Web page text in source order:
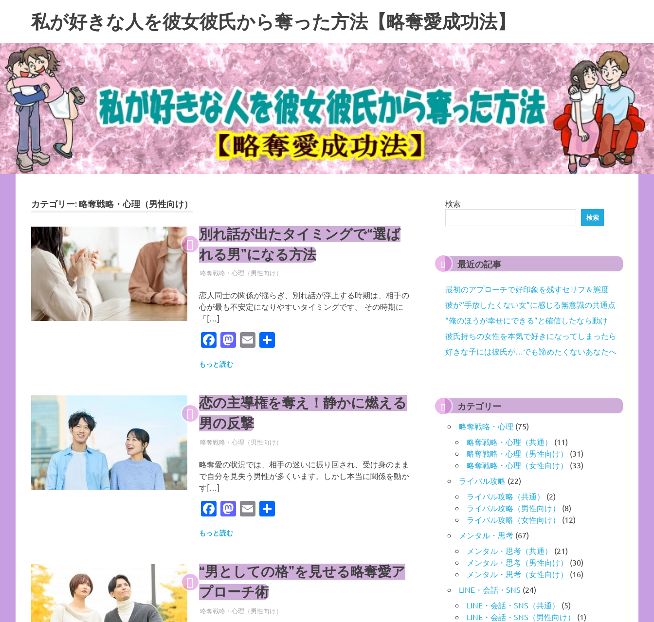
ツ
へ
ス
キ
ッ
プ
私が好きな人を彼女彼氏から奪った方法【略奪愛成功法】
カテゴリー:略奪戦略・心理（男性向け）
別れ話が出たタイミングで“選ば
れる男”になる方法
2026年5月19日
YYYPRO
略奪戦略・心理（男性向け）
恋人同士の関係が揺らぎ、別れ話が浮上する時期は、相手の
心が最も不安定になりやすいタイミングです。 その時期に
「[…]
Facebook
Mastodon
Email
共
もっと読む
恋の主導権を奪え！静かに燃える
男の反撃
2026年5月18日
YYYPRO
略奪戦略・心理（男性向け）
略奪愛の状況では、相手の迷いに振り回され、受け身のまま
で自分を見失う男性が多くいます。しかし本当に関係を動か
す[…]
Facebook
Mastodon
Email
共
もっと読む
“男としての格”を見せる略奪愛ア
プローチ術
2026年5月18日
YYYPRO
略奪戦略・心理（男性向け）
検索
検索
最近の記事
最初のアプローチで好印象を残すセリフ＆態度
彼が“手放したくない女”に感じる無意識の共通点
“俺のほうが幸せにできる”と確信したなら動け
彼氏持ちの女性を本気で好きになってしまったら
好きな子には彼氏が…でも諦めたくないあなたへ
カテゴリー
略奪戦略・心理 (75)
略奪戦略・心理（共通）
(11)
略奪戦略・心理（男性向け）
(31)
略奪戦略・心理（女性向け）
(33)
ライバル攻略 (22)
ライバル攻略（共通）
(2)
ライバル攻略（男性向け）
(8)
ライバル攻略（女性向け）
(12)
メンタル・思考 (67)
メンタル・思考（共通）
(21)
メンタル・思考（男性向け）
(30)
メンタル・思考（女性向け）
(16)
LINE・会話・SNS (24)
LINE・会話・SNS（共通）
(5)
LINE・会話・SNS（男性向け）
(1)